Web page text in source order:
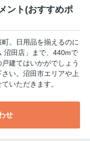
ト(おすすめポ
。日用品を揃えるのに
沼田店」まで、440mで
建てはいかがでしょう
い。沼田市エリアや上
いただきます。
せ